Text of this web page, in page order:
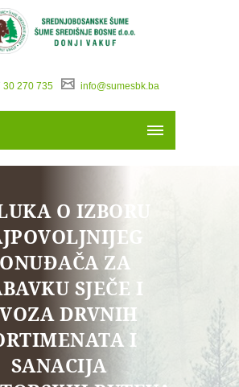
30 270 735 info@sumesbk.ba
O IZBORU
ZA
SJEČE I
DRVNIH
I
SANACIJA